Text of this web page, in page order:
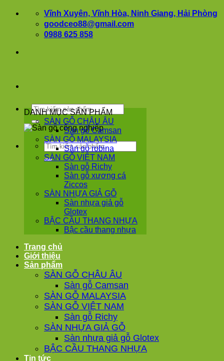
Vĩnh Xuyên, Vĩnh Hòa, Ninh Giang, Hải Phòng
goodceo88@gmail.com
0988 625 858
Tìm
kiếm:
Tìm
kiếm:
DANH MỤC SẢN PHẨM
SÀN GỖ CHÂU ÂU
Sàn gỗ Camsan
SÀN GỖ MALAYSIA
Sàn gỗ robina
SÀN GỖ VIỆT NAM
Sàn gỗ Richy
Sàn gỗ xương cá
Ziccos
SÀN NHỰA GIẢ GỖ
Sàn nhựa giả gỗ
Glotex
BẬC CẦU THANG NHỰA
Bậc cầu thang nhựa
Trang chủ
Giới thiệu
Sản phẩm
SÀN GỖ CHÂU ÂU
Sàn gỗ Camsan
SÀN GỖ MALAYSIA
SÀN GỖ VIỆT NAM
Sàn gỗ Richy
SÀN NHỰA GIẢ GỖ
Sàn nhựa giả gỗ Glotex
BẬC CẦU THANG NHỰA
Tin tức